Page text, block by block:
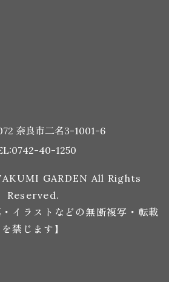
奈良市二名3-1001-6
40-1250
GARDEN All Rights
Reserved.
・イラストなどの無断複写・転載
を禁じます】